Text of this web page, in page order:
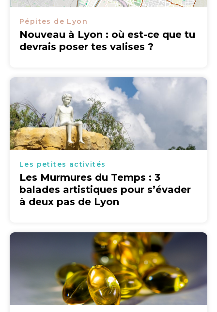
Pépites de Lyon
Nouveau à Lyon : où est-ce que tu
devrais poser tes valises ?
Les petites activités
Les Murmures du Temps : 3
balades artistiques pour s’évader
à deux pas de Lyon